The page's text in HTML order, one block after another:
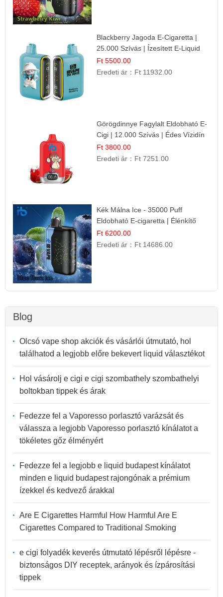
Blackberry Jagoda E-Cigaretta |
25.000 Szívás | Ízesített E-Liquid
Ft 5500.00
Eredeti ár： Ft 11932.00
Görögdinnye Fagylalt Eldobható E-
Cigi | 12.000 Szívás | Édes Vízidín
Íz
Ft 3800.00
Eredeti ár： Ft 7251.00
Kék Málna Ice - 35000 Puff
Eldobható E-cigaretta | Élénkítő
Gyümölcsös Frissesség!
Ft 6200.00
Eredeti ár： Ft 14686.00
Blog
Olcsó vape shop akciók és vásárlói útmutató, hol
találhatod a legjobb előre bekevert liquid választékot
Hol vásárolj e cigi e cigi szombathely szombathelyi
boltokban tippek és árak
Fedezze fel a Vaporesso porlasztó varázsát és
válassza a legjobb Vaporesso porlasztó kínálatot a
tökéletes gőz élményért
Fedezze fel a legjobb e liquid budapest kínálatot
minden e liquid budapest rajongónak a prémium
ízekkel és kedvező árakkal
Are E Cigarettes Harmful How Harmful Are E
Cigarettes Compared to Traditional Smoking
e cigi folyadék keverés útmutató lépésről lépésre -
biztonságos DIY receptek, arányok és ízpárosítási
tippek